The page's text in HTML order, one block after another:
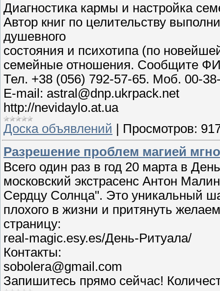
Диагностика кармы и настройка
Автор книг по целительству
душевного
состояния и психотипа (по
семейные отношения. Сообщите
Тел. +38 (056) 792-57-65. Моб. 00-
E-mail: astral@dnp.ukrpack.net
http://nevidaylo.at.ua
Доска объявлений | Просмотров:
Разрешение проблем магией
Всего один раз в год 20 марта в
московский экстрасенс Антон
Сердцу Солнца". Это уникальный
плохого в жизни и притянуть
страницу:
real-magic.esy.es/День-Ритуала/
Контакты:
sobolera@gmail.com
Запишитесь прямо сейчас!